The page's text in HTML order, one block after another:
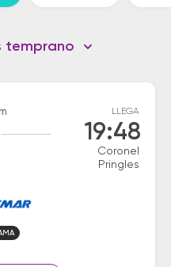
temprano
LLEGA
19:48
Coronel
Pringles